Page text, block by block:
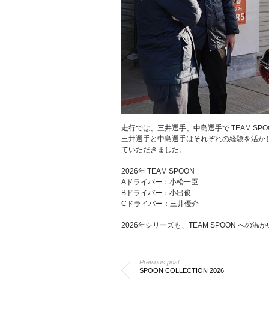
走行では、三井選手、中島選手で TEAM
三井選手と中島選手はそれぞれの経験を活
ていただきました。
2026年 TEAM SPOON
Aドライバー：小松一臣
Bドライバー：小出俊
Cドライバー：三井優介
2026年シリーズも、TEAM SPOON への温
Previous post
SPOON COLLECTION 2026